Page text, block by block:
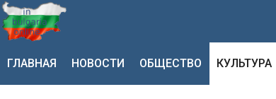
ГЛАВНАЯ НОВОСТИ ОБЩЕСТВО КУЛЬТУРА